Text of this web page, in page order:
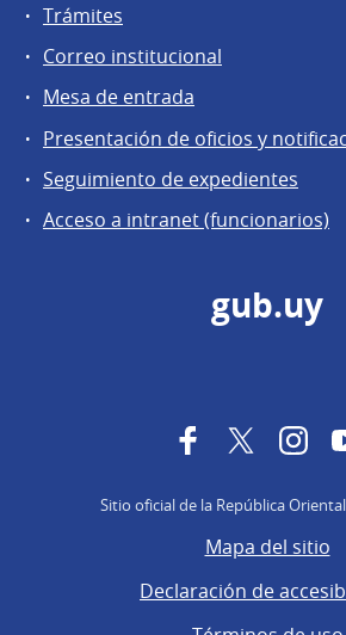
Trámites
Correo institucional
Mesa de entrada
Presentación de oficios y
Seguimiento de expedientes
Acceso a intranet (funcionarios)
gub.uy
FacebookTwitter
Sitio oficial de la República
Mapa del sitio
Declaración de